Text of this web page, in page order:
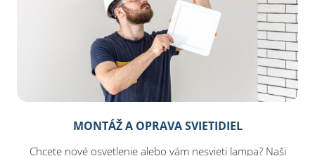
MONTÁŽ A OPRAVA SVIETIDIEL
Chcete nové osvetlenie alebo vám nesvieti lampa? Naši